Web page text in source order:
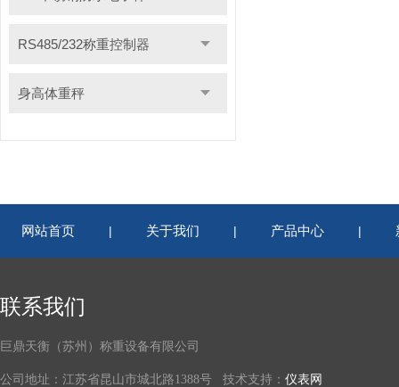
RS485/232称重控制器
身高体重秤
网站首页 | 关于我们 | 产品中心 |
联系我们
巨鼎天衡（苏州）称重设备有限公司
公司地址：江苏省昆山市城北路1388号 技术支持： 仪表网